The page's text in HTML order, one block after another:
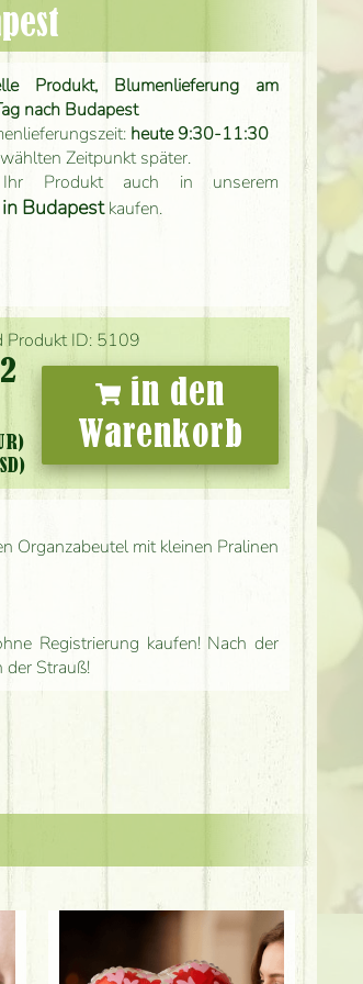
Produkt ID: 5109
in den
Warenkorb
Produkt, Blumenlieferung am
nach Budapest
heute 9:30-11:30
Zeitpunkt später.
Produkt auch in unserem
Budapestkaufen.
Organzabeutel mit kleinen Pralinen
Registrierung kaufen! Nach der
der Strauß!